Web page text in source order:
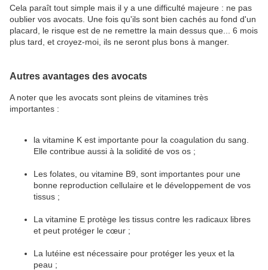
Cela paraît tout simple mais il y a une difficulté majeure : ne pas
oublier vos avocats. Une fois qu'ils sont bien cachés au fond d'un
placard, le risque est de ne remettre la main dessus que... 6 mois
plus tard, et croyez-moi, ils ne seront plus bons à manger.
Autres avantages des avocats
A noter que les avocats sont pleins de vitamines très
importantes :
la vitamine K est importante pour la coagulation du sang.
Elle contribue aussi à la solidité de vos os ;
Les folates, ou vitamine B9, sont importantes pour une
bonne reproduction cellulaire et le développement de vos
tissus ;
La vitamine E protège les tissus contre les radicaux libres
et peut protéger le cœur ;
La lutéine est nécessaire pour protéger les yeux et la
peau ;